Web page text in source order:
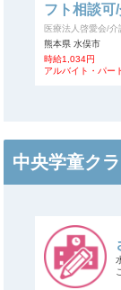
フト相談可
医療法人啓愛会/
熊本県 水俣市
時給1,034円
アルバイト・パー
中央学童ク